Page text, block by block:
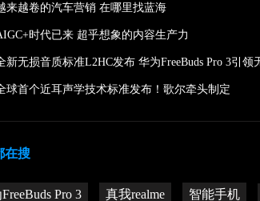
来越卷的汽车营销 在哪里找蓝海
时代已来 超乎想象的内容生产力
球首个近耳声学技术标准发布！歌尔牵头制定
在搜
Pro 3 真我realme 智能手机